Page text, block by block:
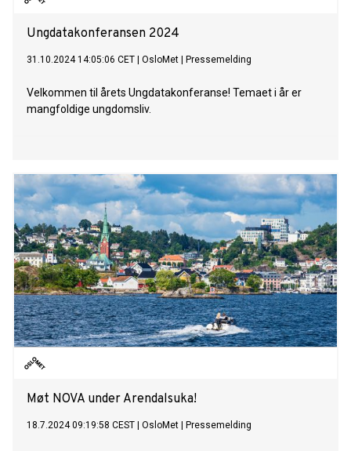
Ungdatakonferansen 2024
31.10.2024 14:05:06 CET OsloMet Pressemelding
Velkommen til årets Ungdatakonferanse! Temaet i år er
mangfoldige ungdomsliv.
Møt NOVA under Arendalsuka!
18.7.2024 09:19:58 CEST OsloMet Pressemelding